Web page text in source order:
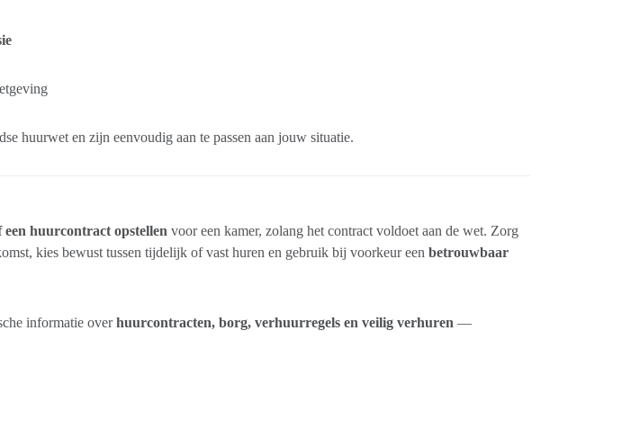
huurwet en zijn eenvoudig aan te passen aan jouw situatie.
een huurcontract opstellen voor een kamer, zolang het contract voldoet aan de wet. Zorg
kies bewust tussen tijdelijk of vast huren en gebruik bij voorkeur een betrouwbaar
informatie overhuurcontracten, borg, verhuurregels en veilig verhuren —